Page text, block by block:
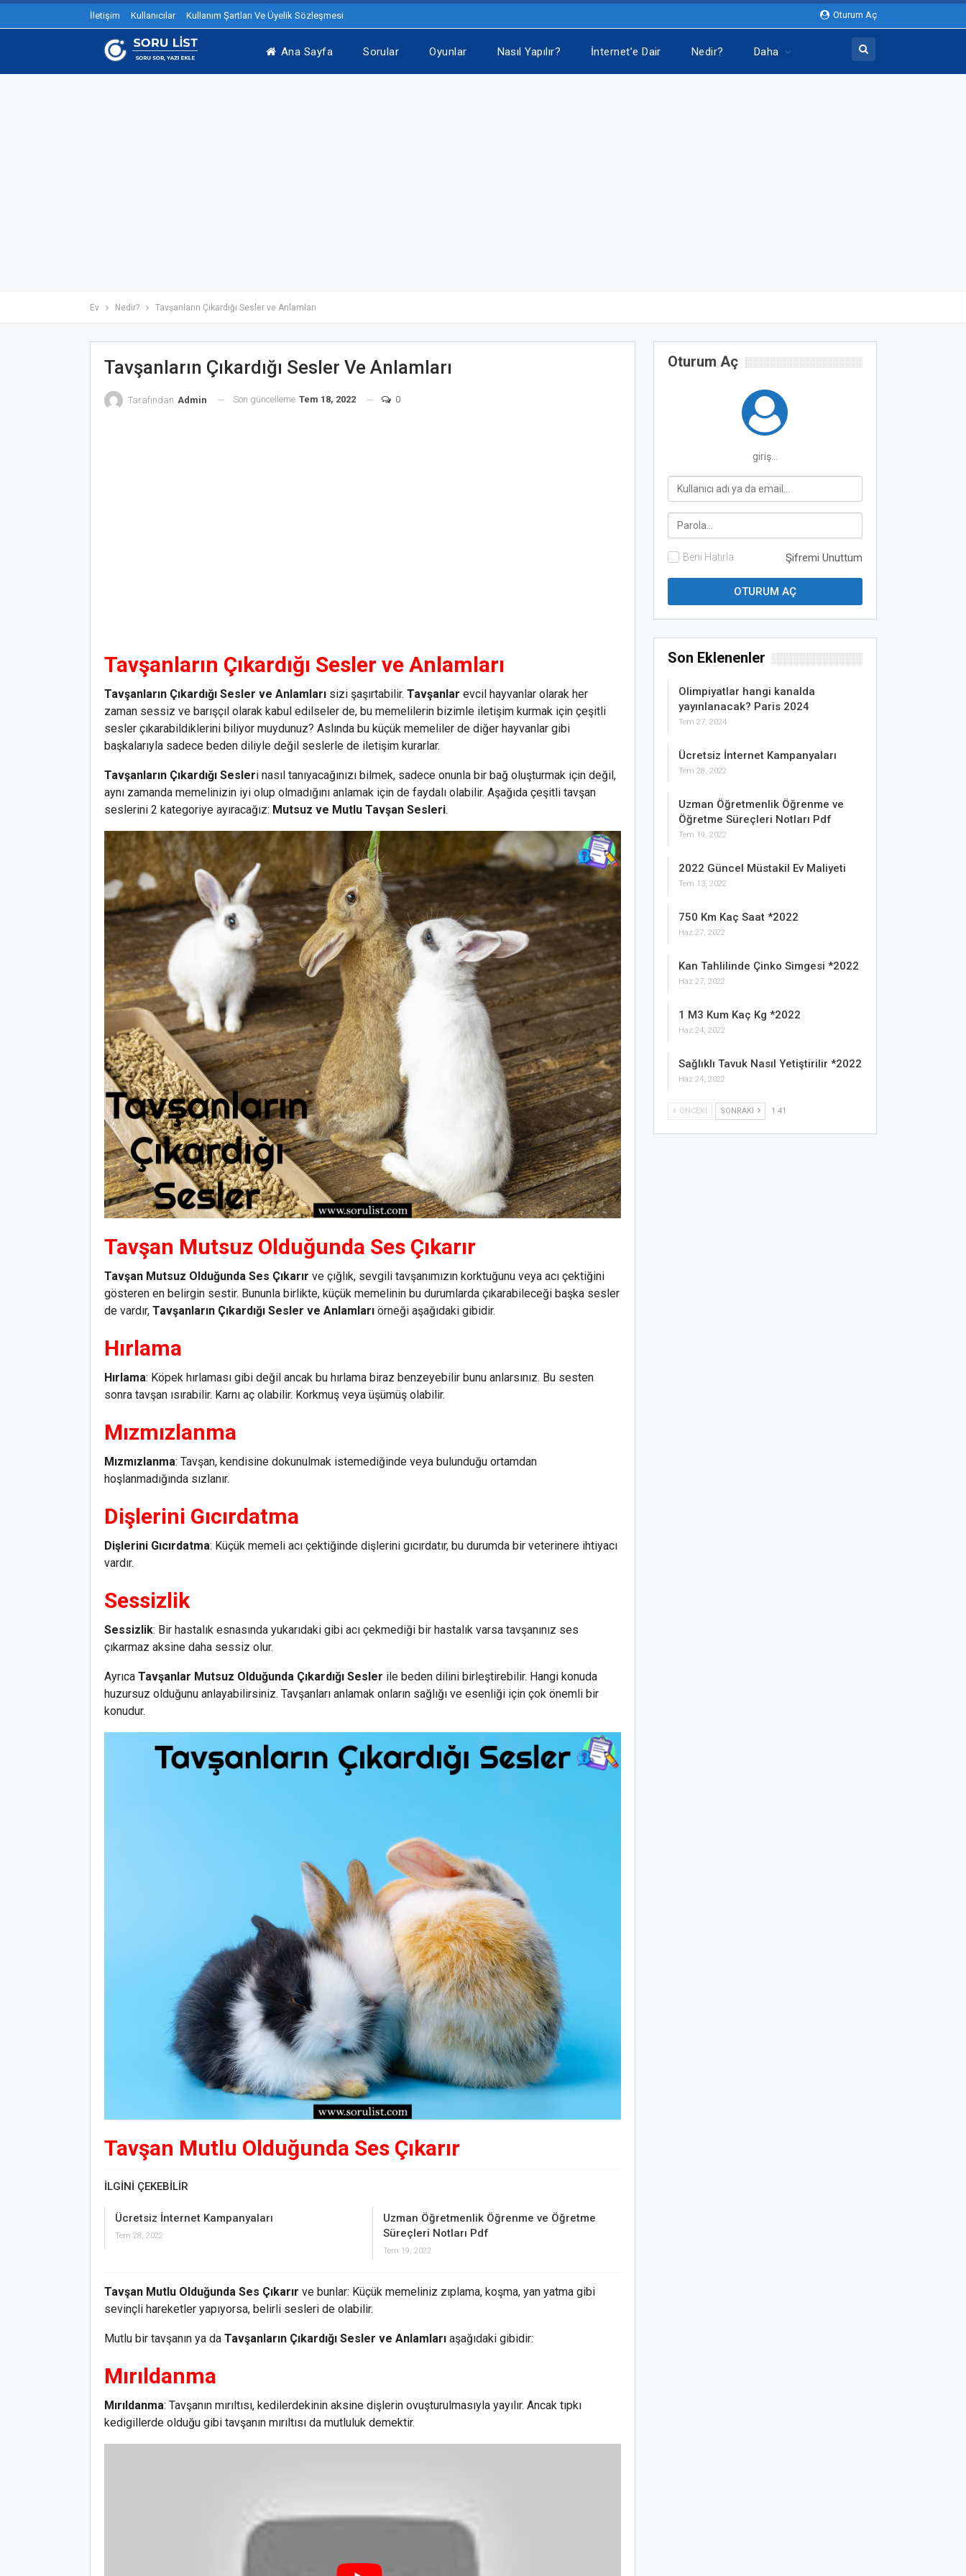
Oturum Aç
İletişim Kullanıcılar Kullanım Şartları Ve Üyelik Sözleşmesi
Ana Sayfa Sorular Oyunlar Nasıl Yapılır? İnternet’e Dair Nedir? Daha
Ev Nedir? Tavşanların Çıkardığı Sesler ve Anlamları
Tavşanların Çıkardığı Sesler Ve Anlamları
Tarafından Admin Son güncelleme Tem 18, 2022 0
Tavşanların Çıkardığı Sesler ve Anlamları
Tavşanların Çıkardığı Sesler ve Anlamlarısizi şaşırtabilir. Tavşanlar evcil hayvanlar olarak her
zaman sessiz ve barışçıl olarak kabul edilseler de, bu memelilerin bizimle iletişim kurmak için çeşitli
sesler çıkarabildiklerini biliyor muydunuz? Aslında bu küçük memeliler de diğer hayvanlar gibi
başkalarıyla sadece beden diliyle değil seslerle de iletişim kurarlar.
Tavşanların Çıkardığı Sesleri nasıl tanıyacağınızı bilmek, sadece onunla bir bağ oluşturmak için değil,
aynı zamanda memelinizin iyi olup olmadığını anlamak için de faydalı olabilir. Aşağıda çeşitli tavşan
seslerini 2 kategoriye ayıracağız: Mutsuz ve Mutlu Tavşan Sesleri.
Tavşan Mutsuz Olduğunda Ses Çıkarır
Tavşan Mutsuz Olduğunda Ses Çıkarır ve çığlık, sevgili tavşanımızın korktuğunu veya acı çektiğini
gösteren en belirgin sestir. Bununla birlikte, küçük memelinin bu durumlarda çıkarabileceği başka sesler
de vardır, Tavşanların Çıkardığı Sesler ve Anlamlarıörneği aşağıdaki gibidir.
Hırlama
Hırlama: Köpek hırlaması gibi değil ancak bu hırlama biraz benzeyebilir bunu anlarsınız. Bu sesten
sonra tavşan ısırabilir. Karnı aç olabilir. Korkmuş veya üşümüş olabilir.
Mızmızlanma
Mızmızlanma: Tavşan, kendisine dokunulmak istemediğinde veya bulunduğu ortamdan
hoşlanmadığında sızlanır.
Dişlerini Gıcırdatma
Dişlerini Gıcırdatma: Küçük memeli acı çektiğinde dişlerini gıcırdatır, bu durumda bir veterinere ihtiyacı
vardır.
Sessizlik
Sessizlik: Bir hastalık esnasında yukarıdaki gibi acı çekmediği bir hastalık varsa tavşanınız ses
çıkarmaz aksine daha sessiz olur.
Ayrıca Tavşanlar Mutsuz Olduğunda Çıkardığı Sesler ile beden dilini birleştirebilir. Hangi konuda
huzursuz olduğunu anlayabilirsiniz. Tavşanları anlamak onların sağlığı ve esenliği için çok önemli bir
konudur.
Tavşan Mutlu Olduğunda Ses Çıkarır
İLGINI ÇEKEBILIR
Ücretsiz İnternet Kampanyaları
Tem 28, 2022
Uzman Öğretmenlik Öğrenme ve Öğretme
Süreçleri Notları Pdf
Tem 19, 2022
Tavşan Mutlu Olduğunda Ses Çıkarır ve bunlar: Küçük memeliniz zıplama, koşma, yan yatma gibi
sevinçli hareketler yapıyorsa, belirli sesleri de olabilir.
Mutlu bir tavşanın ya da Tavşanların Çıkardığı Sesler ve Anlamları aşağıdaki gibidir:
Mırıldanma
Mırıldanma: Tavşanın mırıltısı, kedilerdekinin aksine dişlerin ovuşturulmasıyla yayılır. Ancak tıpkı
kedigillerde olduğu gibi tavşanın mırıltısı da mutluluk demektir.
Oturum Aç
giriş...
Şifremi Unuttum
Beni Hatırla
Son Eklenenler
Olimpiyatlar hangi kanalda
yayınlanacak? Paris 2024
Tem 27, 2024
Ücretsiz İnternet Kampanyaları
Tem 28, 2022
Uzman Öğretmenlik Öğrenme ve
Öğretme Süreçleri Notları Pdf
Tem 19, 2022
2022 Güncel Müstakil Ev Maliyeti
Tem 13, 2022
750 Km Kaç Saat *2022
Haz 27, 2022
Kan Tahlilinde Çinko Simgesi *2022
Haz 27, 2022
1 M3 Kum Kaç Kg *2022
Haz 24, 2022
Sağlıklı Tavuk Nasıl Yetiştirilir *2022
Haz 24, 2022
ÖNCEKI SONRAKI 1 41